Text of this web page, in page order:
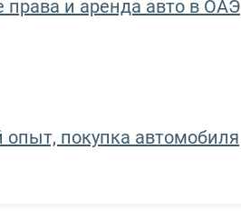
и аренда авто в ОАЭ
покупка автомобиля